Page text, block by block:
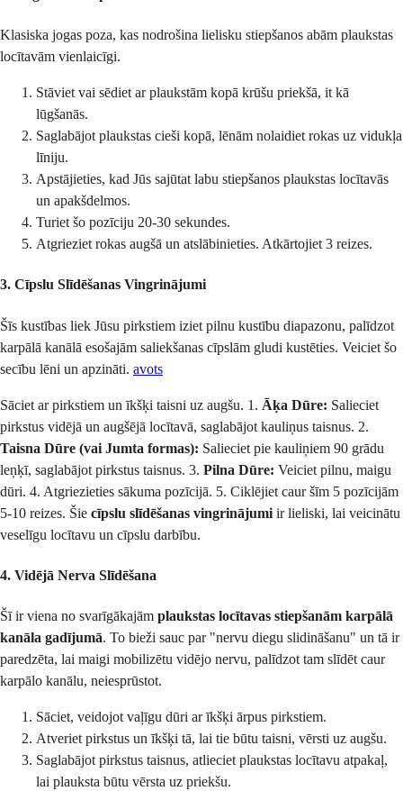
Klasiska jogas poza, kas nodrošina lielisku stiepšanos abām plaukstas
locītavām vienlaicīgi.
Stāviet vai sēdiet ar plaukstām kopā krūšu priekšā, it kā
lūgšanās.
Saglabājot plaukstas cieši kopā, lēnām nolaidiet rokas uz vidukļa
līniju.
Apstājieties, kad Jūs sajūtat labu stiepšanos plaukstas locītavās
un apakšdelmos.
Turiet šo pozīciju 20-30 sekundes.
Atgrieziet rokas augšā un atslābinieties. Atkārtojiet 3 reizes.
3. Cīpslu Slīdēšanas Vingrinājumi
Šīs kustības liek Jūsu pirkstiem iziet pilnu kustību diapazonu, palīdzot
karpālā kanālā esošajām saliekšanas cīpslām gludi kustēties. Veiciet šo
secību lēni un apzināti. avots
Sāciet ar pirkstiem un īkšķi taisni uz augšu. 1. Āķa Dūre: Salieciet
pirkstus vidējā un augšējā locītavā, saglabājot kauliņus taisnus. 2.
Taisna Dūre (vai Jumta formas): Salieciet pie kauliņiem 90 grādu
leņķī, saglabājot pirkstus taisnus. 3. Pilna Dūre: Veiciet pilnu, maigu
dūri. 4. Atgriezieties sākuma pozīcijā. 5. Ciklējiet caur šīm 5 pozīcijām
5-10 reizes. Šie cīpslu slīdēšanas vingrinājumi ir lieliski, lai veicinātu
veselīgu locītavu un cīpslu darbību.
4. Vidējā Nerva Slīdēšana
Šī ir viena no svarīgākajām plaukstas locītavas stiepšanām karpālā
kanāla gadījumā. To bieži sauc par "nervu diegu slidināšanu" un tā ir
paredzēta, lai maigi mobilizētu vidējo nervu, palīdzot tam slīdēt caur
karpālo kanālu, neiesprūstot.
Sāciet, veidojot vaļīgu dūri ar īkšķi ārpus pirkstiem.
Atveriet pirkstus un īkšķi tā, lai tie būtu taisni, vērsti uz augšu.
Saglabājot pirkstus taisnus, atlieciet plaukstas locītavu atpakaļ,
lai plauksta būtu vērsta uz priekšu.